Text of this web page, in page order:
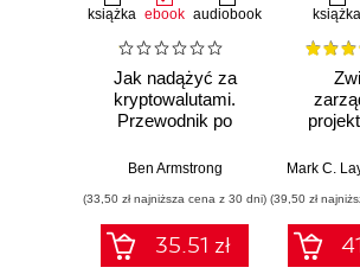
książka ebook audiobook
Jak nadążyć za
kryptowalutami.
Przewodnik po
cyfrowej ekonomii
Ben Armstrong
(33,50 zł najniższa cena z 30 dni)
35.51 zł
książka
Mark C.
(39,50 zł